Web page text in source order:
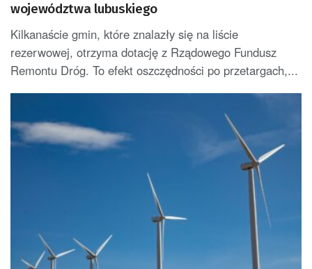
województwa lubuskiego
Kilkanaście gmin, które znalazły się na liście
rezerwowej, otrzyma dotację z Rządowego Fundusz
Remontu Dróg. To efekt oszczędności po przetargach,...